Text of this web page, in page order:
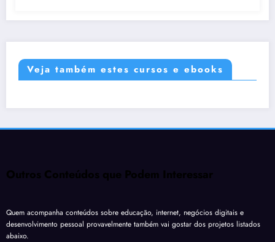
Veja também estes cursos e ebooks
Outros Conteúdos que Podem Interessar
Quem acompanha conteúdos sobre educação, internet, negócios digitais e
desenvolvimento pessoal provavelmente também vai gostar dos projetos listados
abaixo.